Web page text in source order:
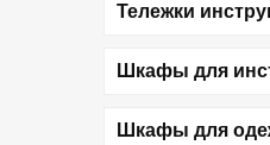
Тележки
Шкафы для
Шкафы для